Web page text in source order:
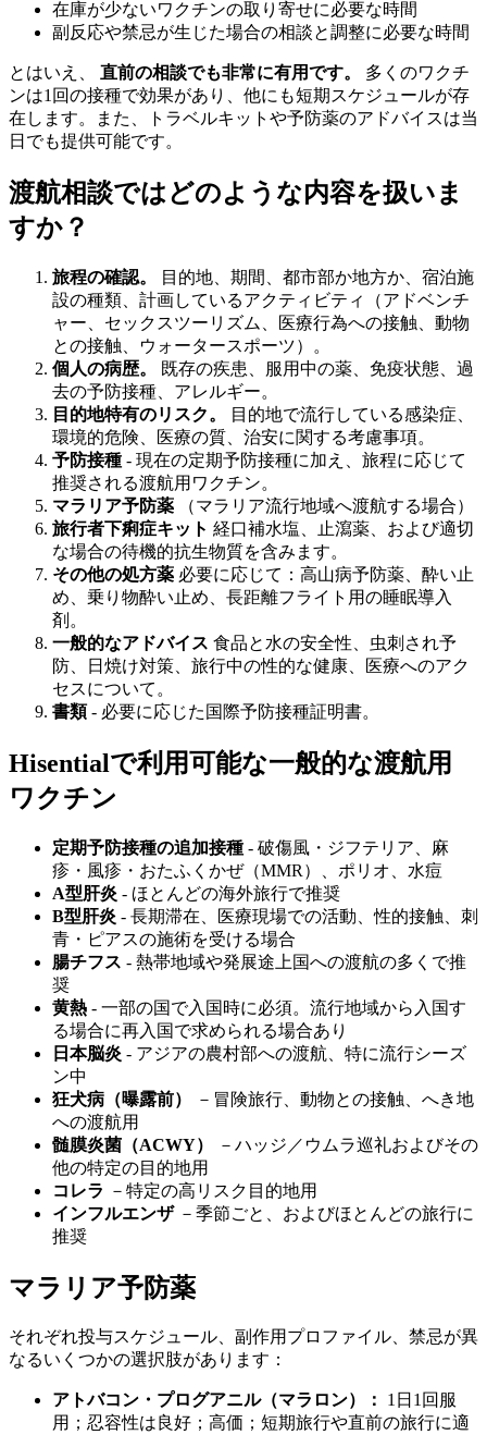
在庫が少ないワクチンの取り寄せに必要な時間
副反応や禁忌が生じた場合の相談と調整に必要な時間
とはいえ、 直前の相談でも非常に有用です。
多くのワクチ
ンは1回の接種で効果があり、他にも短期スケジュールが存
在します。また、トラベルキットや予防薬のアドバイスは当
日でも提供可能です。
渡航相談ではどのような内容を扱いま
すか？
旅程の確認。
目的地、期間、都市部か地方か、宿泊施
設の種類、計画しているアクティビティ（アドベンチ
ャー、セックスツーリズム、医療行為への接触、動物
との接触、ウォータースポーツ）。
個人の病歴。
既存の疾患、服用中の薬、免疫状態、過
去の予防接種、アレルギー。
目的地特有のリスク。
目的地で流行している感染症、
環境的危険、医療の質、治安に関する考慮事項。
予防接種 - 現在の定期予防接種に加え、旅程に応じて
推奨される渡航用ワクチン。
マラリア予防薬 （マラリア流行地域へ渡航する場合）
旅行者下痢症キット 経口補水塩、止瀉薬、および適切
な場合の待機的抗生物質を含みます。
その他の処方薬 必要に応じて：高山病予防薬、酔い止
め、乗り物酔い止め、長距離フライト用の睡眠導入
剤。
一般的なアドバイス 食品と水の安全性、虫刺され予
防、日焼け対策、旅行中の性的な健康、医療へのアク
セスについて。
書類- 必要に応じた国際予防接種証明書。
Hisentialで利用可能な一般的な渡航用
ワクチン
定期予防接種の追加接種 - 破傷風・ジフテリア、麻
疹・風疹・おたふくかぜ（MMR）、ポリオ、水痘
A型肝炎 - ほとんどの海外旅行で推奨
B型肝炎 - 長期滞在、医療現場での活動、性的接触、刺
青・ピアスの施術を受ける場合
腸チフス - 熱帯地域や発展途上国への渡航の多くで推
奨
黄熱 - 一部の国で入国時に必須。流行地域から入国す
る場合に再入国で求められる場合あり
日本脳炎 - アジアの農村部への渡航、特に流行シーズ
ン中
狂犬病（曝露前）
－冒険旅行、動物との接触、へき地
への渡航用
髄膜炎菌（ACWY）
－ハッジ／ウムラ巡礼およびその
他の特定の目的地用
コレラ －特定の高リスク目的地用
インフルエンザ－季節ごと、およびほとんどの旅行に
推奨
マラリア予防薬
それぞれ投与スケジュール、副作用プロファイル、禁忌が異
なるいくつかの選択肢があります：
アトバコン・プログアニル（マラロン）：
1日1回服
用；忍容性は良好；高価；短期旅行や直前の旅行に適